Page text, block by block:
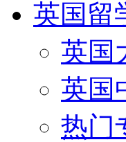
英国留
英国
英国
热门